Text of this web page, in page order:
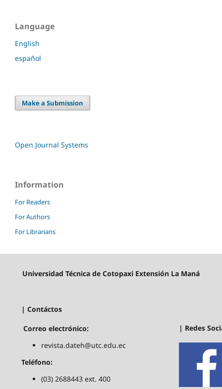
Language
English
español
Make a Submission
Open Journal Systems
Information
For Readers
For Authors
For Librarians
Universidad Técnica de Cotopaxi Extensión La Maná
| Contáctos
Correo electrónico:
revista.dateh@utc.edu.ec
Teléfono:
(03) 2688443 ext. 400
| Redes